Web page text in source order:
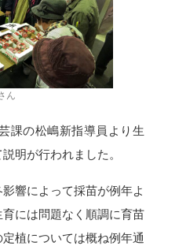
ん
課の松嶋新指導員より生
明が行われました。
響によって採苗が例年よ
には問題なく順調に育苗
植については概ね例年通